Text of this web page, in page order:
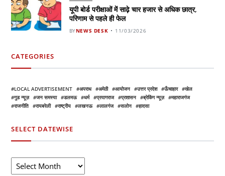
यूपी बोर्ड परीक्षाओं में साढ़े चार हजार से अधिक छात्र,
परिणाम से पहले ही फेल
BYNEWS DESK 11/03/2026
CATEGORIES
LOCAL ADVERTISEMENT अपराध अमेठी आयोजन उत्तर प्रदेश ऊँचाहार
खेल
गुड न्यूज़
जन समस्या डलमऊ धर्म प्रयागराज प्रशासन ब्रेकिंग न्यूज़
महाराजगंज
राजनीति
रायबरेली राष्ट्रीय लखनऊ लालगंज सलोन हादसा
SELECT DATEWISE